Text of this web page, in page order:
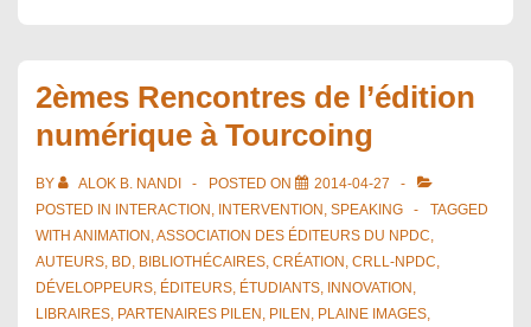
2èmes Rencontres de l’édition
numérique à Tourcoing
BY ALOK B. NANDI POSTED ON
2014-04-27
POSTED IN
INTERACTION , INTERVENTION , SPEAKING
TAGGED
WITH ANIMATION ,ASSOCIATION DES ÉDITEURS DU NPDC,
AUTEURS, BD, BIBLIOTHÉCAIRES, CRÉATION , CRLL-NPDC,
DÉVELOPPEURS, ÉDITEURS, ÉTUDIANTS, INNOVATION ,
LIBRAIRES, PARTENAIRES PILEN , PILEN , PLAINE IMAGES,